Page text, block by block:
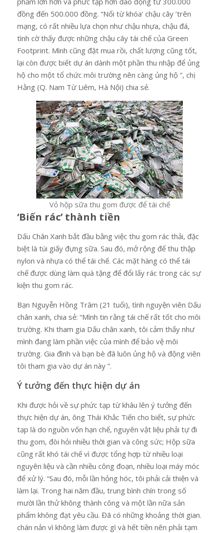
đồng đến 500.000 đồng. “Nổi từ khóa‘ chậu cây ’trên
mạng, có rất nhiều lựa chọn như chậu nhựa, chậu đá,
tình cờ thấy được những chậu cây tái chế của Green
Footprint. Mình cũng đặt mua rồi, chất lượng cũng tốt,
lại còn được biết dự án dành một phần thu nhập để ủng
hộ cho một tổ chức môi trường nên càng ủng hộ ”, chị
Hằng (Q. Nam Từ Liêm, Hà Nội) chia sẻ.
Vỏ hộp sữa thu gom được để tái chế
‘Biến rác’ thành tiền
Dấu Chân Xanh bắt đầu bằng việc thu gom rác thải, đặc
biệt là túi giấy đựng sữa. Sau đó, mở rộng để thu thập
nylon và nhựa có thể tái chế. Các mặt hàng có thể tái
chế được dùng làm quà tặng để đổi lấy rác trong các sự
kiện thu gom rác.
Bạn Nguyễn Hồng Trâm (21 tuổi), tình nguyện viên Dấu
chân xanh, chia sẻ: “Mình tin rằng tái chế rất tốt cho môi
trường. Khi tham gia Dấu chân xanh, tôi cảm thấy như
mình đang làm phần việc của mình để bảo vệ môi
trường. Gia đình và bạn bè đã luôn ủng hộ và động viên
tôi tham gia vào dự án này ”.
Ý tưởng đến thực hiện dự án
Khi được hỏi về sự phức tạp từ khâu lên ý tưởng đến
thực hiện dự án, ông Thái Khắc Tiến cho biết, sự phức
tạp là do nguồn vốn hạn chế, nguyên vật liệu phải tự đi
thu gom, đòi hỏi nhiều thời gian và công sức; Hộp sữa
cũng rất khó tái chế vì được tổng hợp từ nhiều loại
nguyên liệu và cần nhiều công đoạn, nhiều loại máy móc
để xử lý. “Sau đó, mỗi lần hỏng hóc, tôi phải cải thiện và
làm lại. Trong hai năm đầu, trung bình chín trong số
mười lần thử không thành công và một lần nữa sản
phẩm không đạt yêu cầu. Đã có những khoảng thời gian.
chán nản vì không làm được gì và hết tiền nên phải tạm